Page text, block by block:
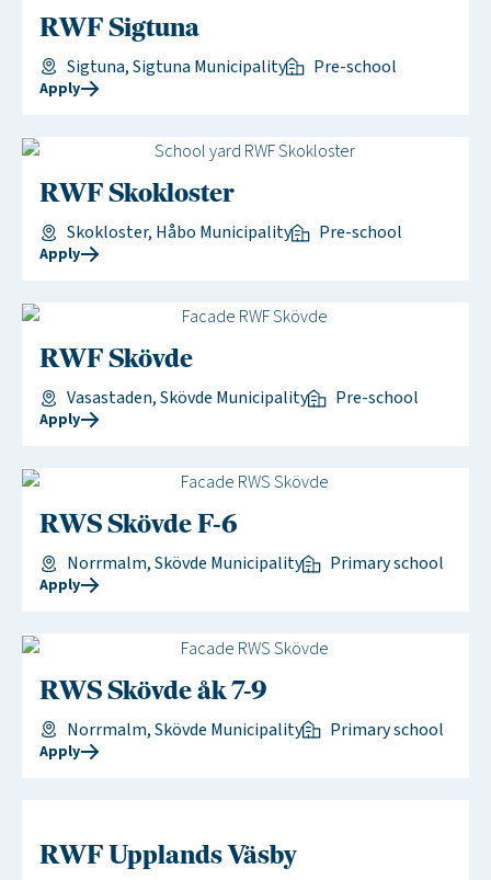
RWF Sigtuna
Sigtuna, Sigtuna Municipality Pre-school
Apply
RWF Skokloster
Skokloster, Håbo Municipality Pre-school
Apply
RWF Skövde
Vasastaden, Skövde Municipality Pre-school
Apply
RWS Skövde F-6
Norrmalm, Skövde Municipality Primary school
Apply
RWS Skövde åk 7-9
Norrmalm, Skövde Municipality Primary school
Apply
RWF Upplands Väsby